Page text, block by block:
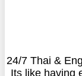
24/7 Thai &
Its like having